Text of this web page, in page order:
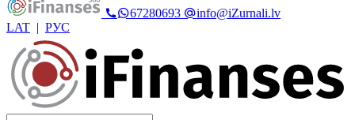
67280693
info@iZurnali.lv
LAT | РУС